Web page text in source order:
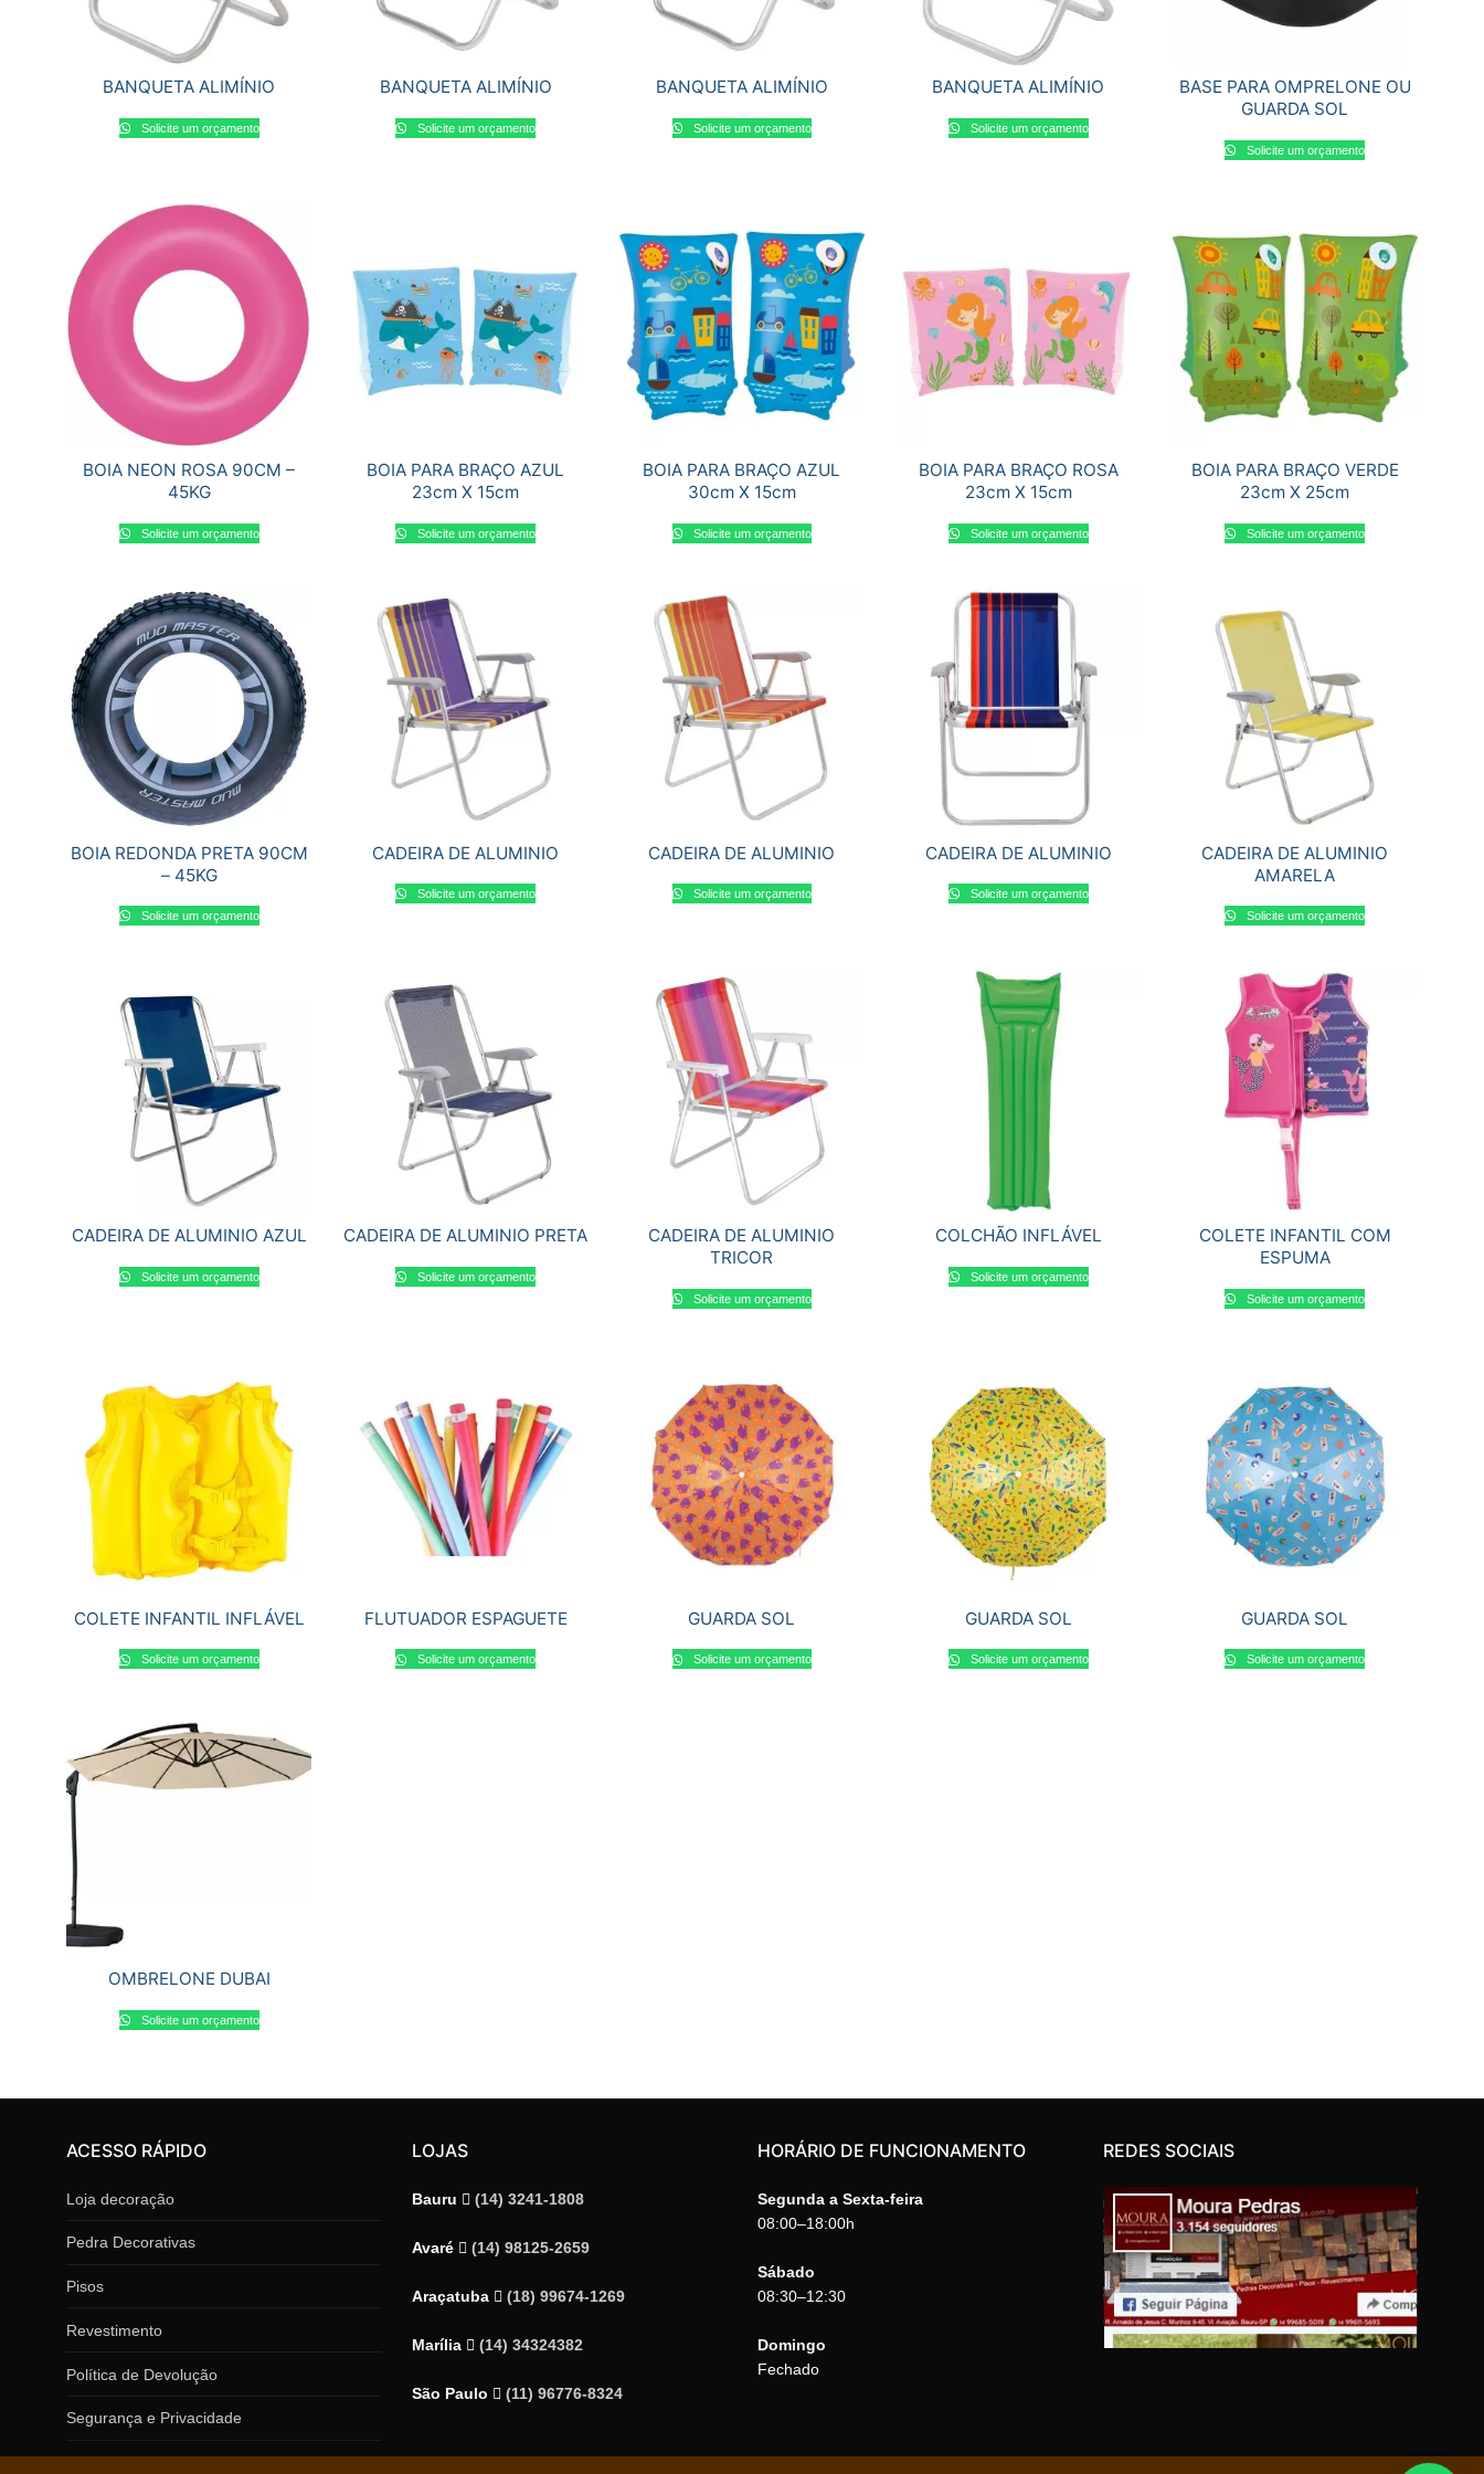
BANQUETA ALIMÍNIO
Solicite um orçamento
BANQUETA ALIMÍNIO
Solicite um orçamento
BANQUETA ALIMÍNIO
Solicite um orçamento
BANQUETA ALIMÍNIO
Solicite um orçamento
BASE PARA OMPRELONE OU
GUARDA SOL
Solicite um orçamento
BOIA NEON ROSA 90CM –
45KG
Solicite um orçamento
BOIA PARA BRAÇO AZUL
23cm X 15cm
Solicite um orçamento
BOIA PARA BRAÇO AZUL
30cm X 15cm
Solicite um orçamento
BOIA PARA BRAÇO ROSA
23cm X 15cm
Solicite um orçamento
BOIA PARA BRAÇO VERDE
23cm X 25cm
Solicite um orçamento
BOIA REDONDA PRETA 90CM
– 45KG
Solicite um orçamento
CADEIRA DE ALUMINIO
Solicite um orçamento
CADEIRA DE ALUMINIO
Solicite um orçamento
CADEIRA DE ALUMINIO
Solicite um orçamento
CADEIRA DE ALUMINIO
AMARELA
Solicite um orçamento
CADEIRA DE ALUMINIO AZUL
Solicite um orçamento
CADEIRA DE ALUMINIO PRETA
Solicite um orçamento
CADEIRA DE ALUMINIO
TRICOR
Solicite um orçamento
COLCHÃO INFLÁVEL
Solicite um orçamento
COLETE INFANTIL COM
ESPUMA
Solicite um orçamento
COLETE INFANTIL INFLÁVEL
Solicite um orçamento
FLUTUADOR ESPAGUETE
Solicite um orçamento
GUARDA SOL
Solicite um orçamento
GUARDA SOL
Solicite um orçamento
GUARDA SOL
Solicite um orçamento
OMBRELONE DUBAI
Solicite um orçamento
ACESSO RÁPIDO
Loja decoração
Pedra Decorativas
Pisos
Revestimento
Política de Devolução
Segurança e Privacidade
LOJAS
Bauru (14) 3241-1808
Avaré (14) 98125-2659
Araçatuba (18) 99674-1269
Marília (14) 34324382
São Paulo (11) 96776-8324
HORÁRIO DE FUNCIONAMENTO
Segunda a Sexta-feira
08:00–18:00h
Sábado
08:30–12:30
Domingo
Fechado
REDES SOCIAIS